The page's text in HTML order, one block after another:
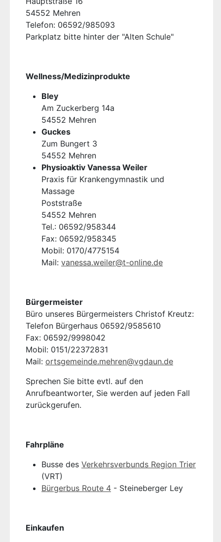
54552 Mehren
Telefon: 06592/985093
Parkplatz bitte hinter der "Alten Schule"
Wellness/Medizinprodukte
Bley
Am Zuckerberg 14a
54552 Mehren
Guckes
Zum Bungert 3
54552 Mehren
Physioaktiv Vanessa Weiler
Praxis für Krankengymnastik und
Massage
Poststraße
54552 Mehren
Tel.: 06592/958344
Fax: 06592/958345
Mobil: 0170/4775154
Mail: vanessa.weiler@t-online.de
Bürgermeister
Büro unseres Bürgermeisters Christof Kreutz:
Telefon Bürgerhaus 06592/9585610
Fax: 06592/9998042
Mobil: 0151/22372831
Mail: ortsgemeinde.mehren@vgdaun.de
Sprechen Sie bitte evtl. auf den
Anrufbeantworter, Sie werden auf jeden Fall
zurückgerufen.
Fahrpläne
Busse des Verkehrsverbunds Region Trier
(VRT)
Bürgerbus Route 4 - Steineberger Ley
Einkaufen